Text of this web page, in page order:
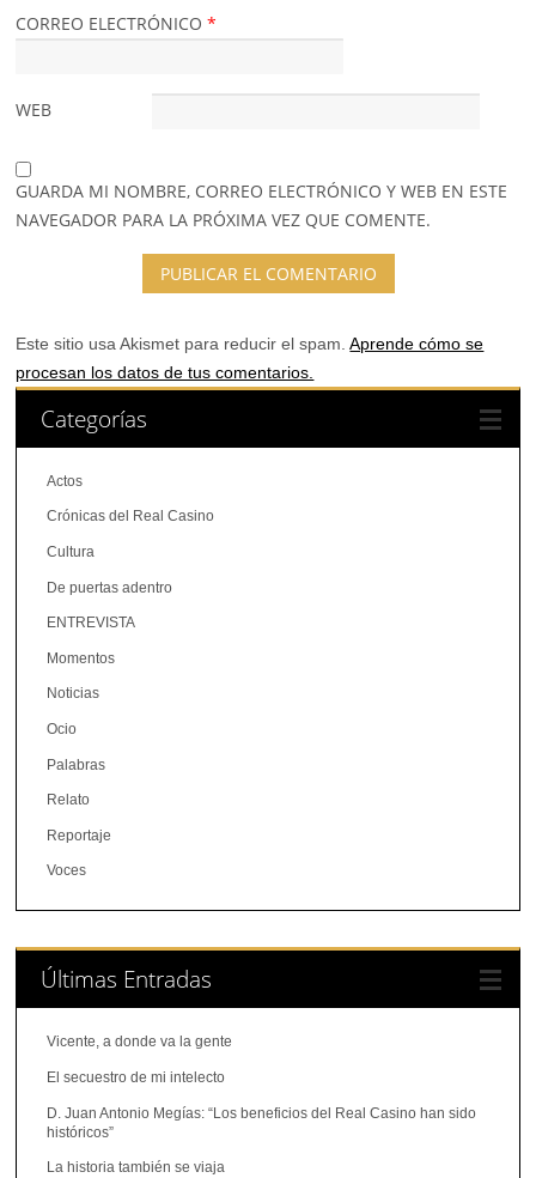
CORREO ELECTRÓNICO*
WEB
GUARDA MI NOMBRE, CORREO ELECTRÓNICO Y WEB EN ESTE
NAVEGADOR PARA LA PRÓXIMA VEZ QUE COMENTE.
Este sitio usa Akismet para reducir el spam.Aprende cómo se
procesan los datos de tus comentarios.
Categorías
Actos
Crónicas del Real Casino
Cultura
De puertas adentro
ENTREVISTA
Momentos
Noticias
Ocio
Palabras
Relato
Reportaje
Voces
Últimas Entradas
Vicente, a donde va la gente
El secuestro de mi intelecto
D. Juan Antonio Megías: “Los beneficios del Real Casino han sido
históricos”
La historia también se viaja